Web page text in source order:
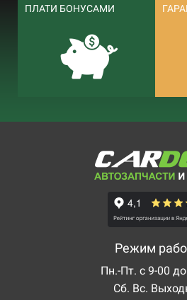
ПЛАТИ БОНУСАМИ
Режим
Пн.-Пт. с 9-00
Сб. Вс.